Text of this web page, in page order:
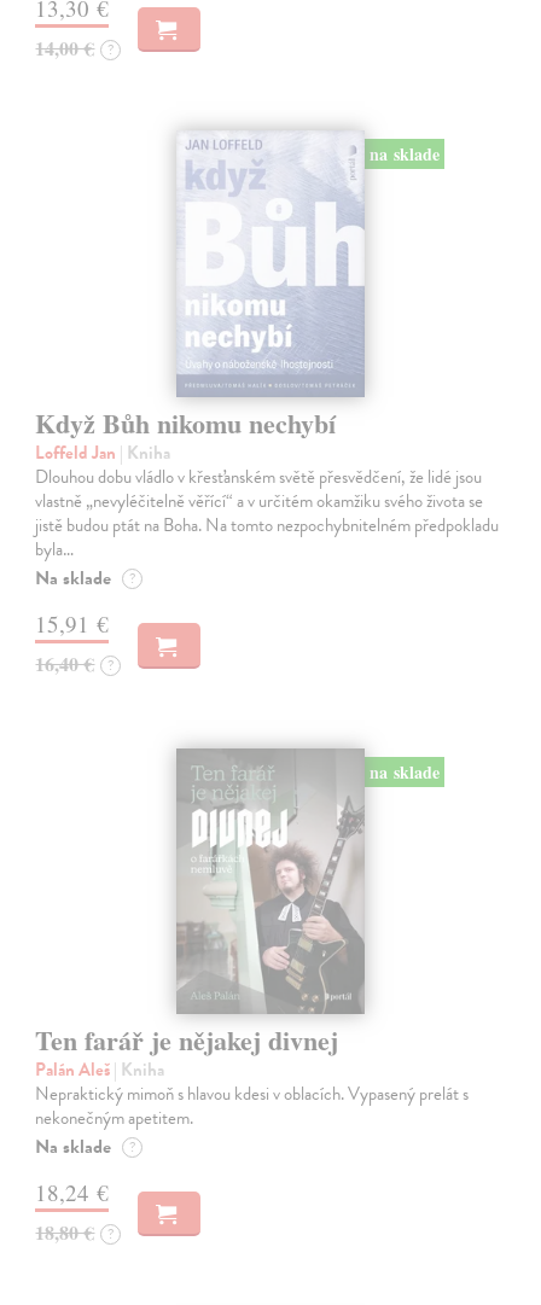
13,30 €
14,00 € ?
na sklade
Když Bůh nikomu nechybí
Loffeld Jan | Kniha
Dlouhou dobu vládlo v křesťanském světě přesvědčení, že lidé jsou
vlastně „nevyléčitelně věřící“ a v určitém okamžiku svého života se
jistě budou ptát na Boha. Na tomto nezpochybnitelném předpokladu
byla…
Na sklade ?
15,91 €
16,40 € ?
na sklade
Ten farář je nějakej divnej
Palán Aleš| Kniha
Nepraktický mimoň s hlavou kdesi v oblacích. Vypasený prelát s
nekonečným apetitem.
Na sklade ?
18,24 €
18,80 € ?